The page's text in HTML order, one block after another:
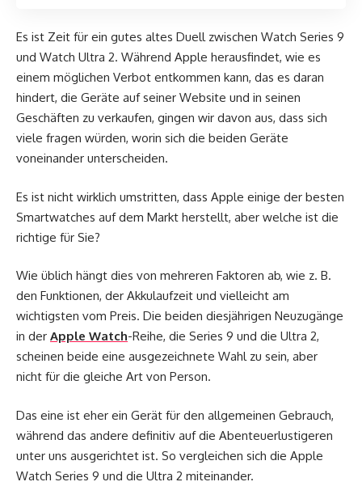
Es ist Zeit für ein gutes altes Duell zwischen Watch Series 9
und Watch Ultra 2. Während Apple herausfindet, wie es
einem möglichen Verbot entkommen kann, das es daran
hindert, die Geräte auf seiner Website und in seinen
Geschäften zu verkaufen, gingen wir davon aus, dass sich
viele fragen würden, worin sich die beiden Geräte
voneinander unterscheiden.
Es ist nicht wirklich umstritten, dass Apple einige der besten
Smartwatches auf dem Markt herstellt, aber welche ist die
richtige für Sie?
Wie üblich hängt dies von mehreren Faktoren ab, wie z. B.
den Funktionen, der Akkulaufzeit und vielleicht am
wichtigsten vom Preis. Die beiden diesjährigen Neuzugänge
in der Apple Watch-Reihe, die Series 9 und die Ultra 2,
scheinen beide eine ausgezeichnete Wahl zu sein, aber
nicht für die gleiche Art von Person.
Das eine ist eher ein Gerät für den allgemeinen Gebrauch,
während das andere definitiv auf die Abenteuerlustigeren
unter uns ausgerichtet ist. So vergleichen sich die Apple
Watch Series 9 und die Ultra 2 miteinander.